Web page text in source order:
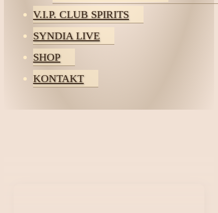
V.I.P. CLUB SPIRITS
SYNDIA LIVE
SHOP
KONTAKT